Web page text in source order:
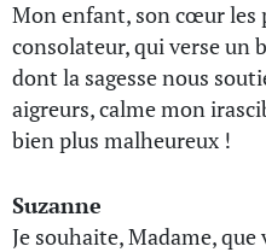
Mon enfant, son cœur les
consolateur, qui verse un
dont la sagesse nous
aigreurs, calme mon
bien plus malheureux !
Suzanne
Je souhaite, Madame, que